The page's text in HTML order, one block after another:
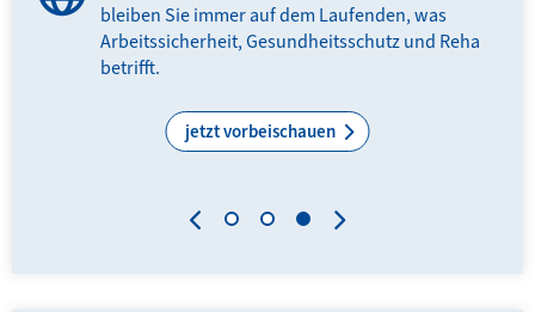
bleiben Sie immer auf dem Laufenden, was
Arbeitssicherheit, Gesundheitsschutz und Reha
betrifft.
jetzt vorbeischauen